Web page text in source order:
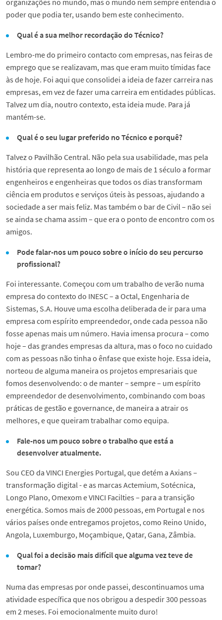
organizações no mundo, mas o mundo nem sempre entendia o
poder que podia ter, usando bem este conhecimento.
Qual é a sua melhor recordação do Técnico?
Lembro-me do primeiro contacto com empresas, nas feiras de
emprego que se realizavam, mas que eram muito tímidas face
às de hoje. Foi aqui que consolidei a ideia de fazer carreira nas
empresas, em vez de fazer uma carreira em entidades públicas.
Talvez um dia, noutro contexto, esta ideia mude. Para já
mantém-se.
Qual é o seu lugar preferido no Técnico e porquê?
Talvez o Pavilhão Central. Não pela sua usabilidade, mas pela
história que representa ao longo de mais de 1 século a formar
engenheiros e engenheiras que todos os dias transformam
ciência em produtos e serviços úteis às pessoas, ajudando a
sociedade a ser mais feliz. Mas também o bar de Civil – não sei
se ainda se chama assim – que era o ponto de encontro com os
amigos.
Pode falar-nos um pouco sobre o início do seu percurso
profissional?
Foi interessante. Começou com um trabalho de verão numa
empresa do contexto do INESC – a Octal, Engenharia de
Sistemas, S.A. Houve uma escolha deliberada de ir para uma
empresa com espírito empreendedor, onde cada pessoa não
fosse apenas mais um número. Havia imensa procura – como
hoje – das grandes empresas da altura, mas o foco no cuidado
com as pessoas não tinha o ênfase que existe hoje. Essa ideia,
norteou de alguma maneira os projetos empresariais que
fomos desenvolvendo: o de manter – sempre – um espírito
empreendedor de desenvolvimento, combinando com boas
práticas de gestão e governance, de maneira a atrair os
melhores, e que queiram trabalhar como equipa.
Fale-nos um pouco sobre o trabalho que está a
desenvolver atualmente.
Sou CEO da VINCI Energies Portugal, que detém a Axians –
transformação digital - e as marcas Actemium, Sotécnica,
Longo Plano, Omexom e VINCI Facilties – para a transição
energética. Somos mais de 2000 pessoas, em Portugal e nos
vários países onde entregamos projetos, como Reino Unido,
Angola, Luxemburgo, Moçambique, Qatar, Gana, Zâmbia.
Qual foi a decisão mais difícil que alguma vez teve de
tomar?
Numa das empresas por onde passei, descontinuamos uma
atividade específica que nos obrigou a despedir 300 pessoas
em 2 meses. Foi emocionalmente muito duro!